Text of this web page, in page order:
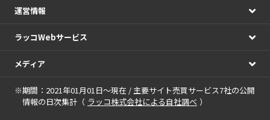
運営情報
ラッコWebサービス
メディア
※期間：2021年01月01日～現在 / 主要サイト売買サービス7社の公開
情報の日次集計（ ラッコ株式会社による自社調べ ）